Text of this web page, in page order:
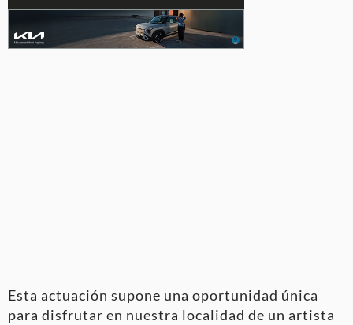
Esta actuación supone una oportunidad única
para disfrutar en nuestra localidad de un artista